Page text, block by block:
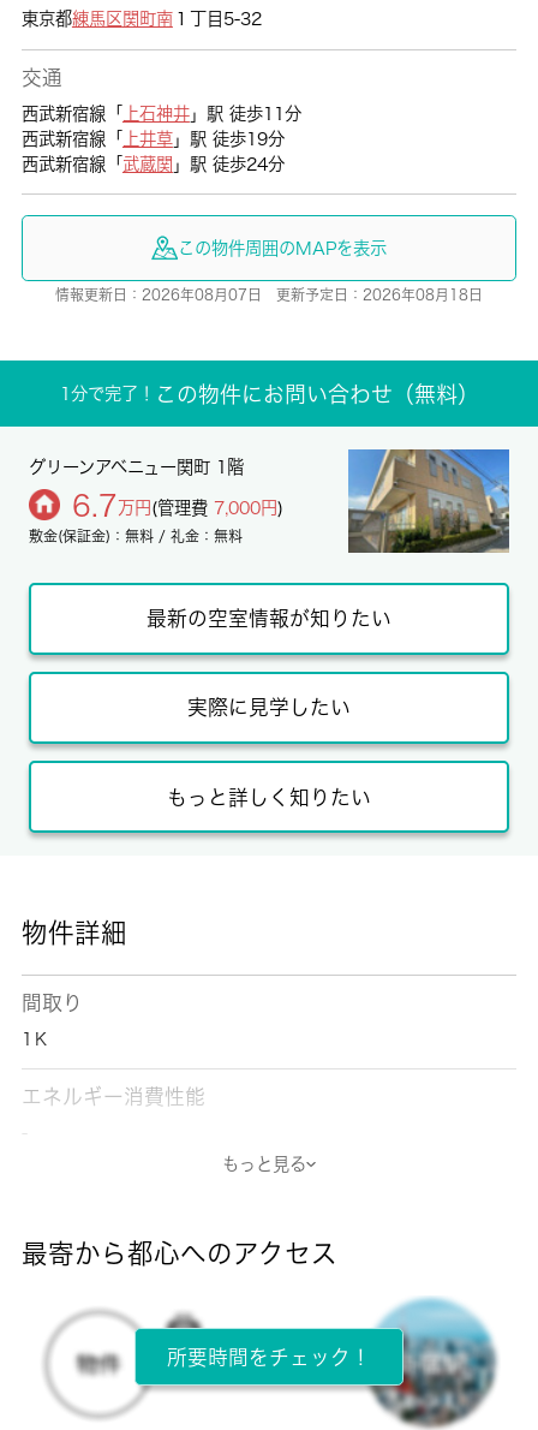
東京都練馬区 関町南１丁目5-32
交通
西武新宿線「 上石神井」駅 徒歩11分
西武新宿線「
上井草」駅 徒歩19分
西武新宿線「 武蔵関 」駅 徒歩24分
この物件周囲のMAPを表示
情報更新日：2026年08月07日 更新予定日：2026年08月18日
1分で完了！ この物件にお問い合わせ（無料）
グリーンアベニュー関町 1階
6.7 万円 (管理費 7,000円)
敷金(保証金)：無料 / 礼金：無料
最新の空室情報が知りたい
実際に見学したい
もっと詳しく知りたい
物件詳細
間取り
1Ｋ
エネルギー消費性能
-
所在階
1階 / 2階建
もっと見る
最寄から都心へのアクセス
所要時間をチェック！